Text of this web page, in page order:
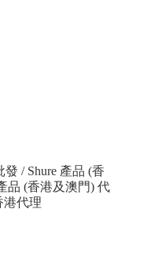
/ Shure 產品 (香
品 (香港及澳門) 代
港代理